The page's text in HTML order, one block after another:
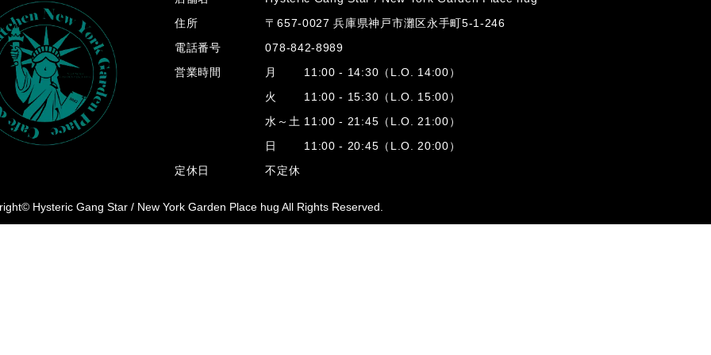
住所
〒657-0027 兵庫県神戸市灘区永手町5-1-246
電話番号
078-842-8989
営業時間
月 11:00 - 14:30（L.O. 14:00）
火 11:00 - 15:30（L.O. 15:00）
水～土 11:00 - 21:45（L.O. 21:00）
日 11:00 - 20:45（L.O. 20:00）
定休日
不定休
Hysteric Gang Star / New York Garden Place hug All Rights Reserved.